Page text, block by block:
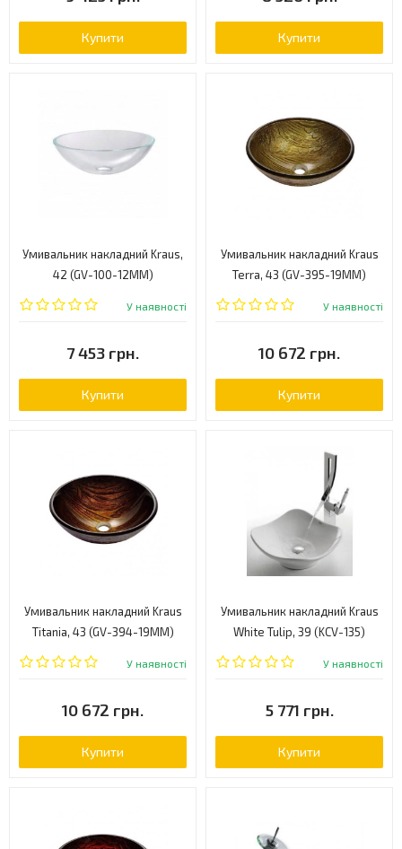
Купити Купити
Умивальник накладний Kraus,
42 (GV-100-12MM)
У наявності
7 453 грн.
Купити
Умивальник накладний Kraus
Terra, 43 (GV-395-19MM)
У наявності
10 672 грн.
Купити
Умивальник накладний Kraus
Titania, 43 (GV-394-19MM)
У наявності
10 672 грн.
Купити
Умивальник накладний Kraus
White Tulip, 39 (KCV-135)
У наявності
5 771 грн.
Купити